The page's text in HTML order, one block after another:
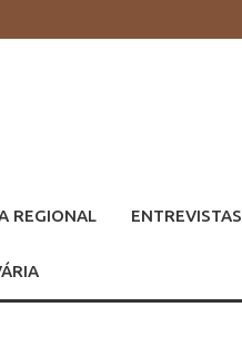
REGIONAL ENTREVISTAS